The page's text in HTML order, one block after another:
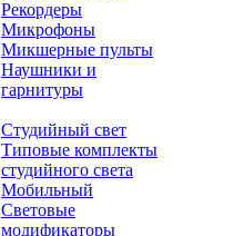
Рекордеры
Микрофоны
Микшерные пульты
Наушники и
гарнитуры
Студийный свет
Типовые комплекты
студийного света
Мобильный
Световые
модификаторы